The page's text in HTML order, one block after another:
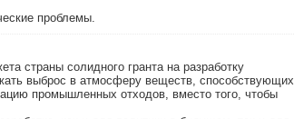
проблемы.
страны солидного гранта на разработку
выброс в атмосферу веществ, способствующих
промышленных отходов, вместо того, чтобы